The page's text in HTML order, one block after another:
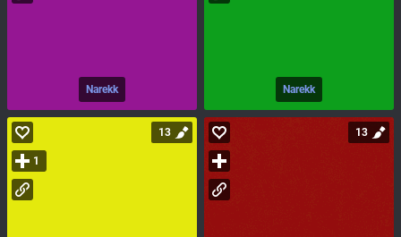
Narekk Narekk
1
13 13